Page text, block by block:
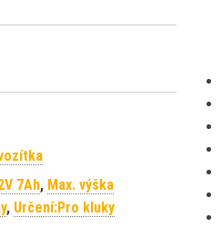
7Ah, Max. výška
, Určení:Pro kluky